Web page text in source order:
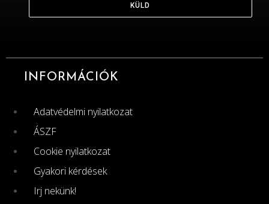
KÜLD
INFORMÁCIÓK
Adatvédelmi nyilatkozat
ÁSZF
Cookie nyilatkozat
Gyakori kérdések
Irj nekünk!